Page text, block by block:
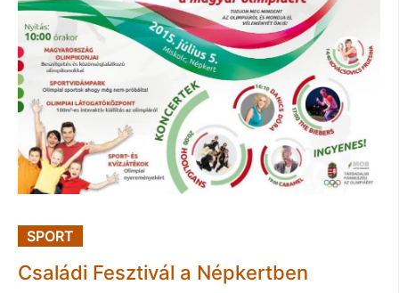
SPORT
Családi Fesztivál a Népkertben